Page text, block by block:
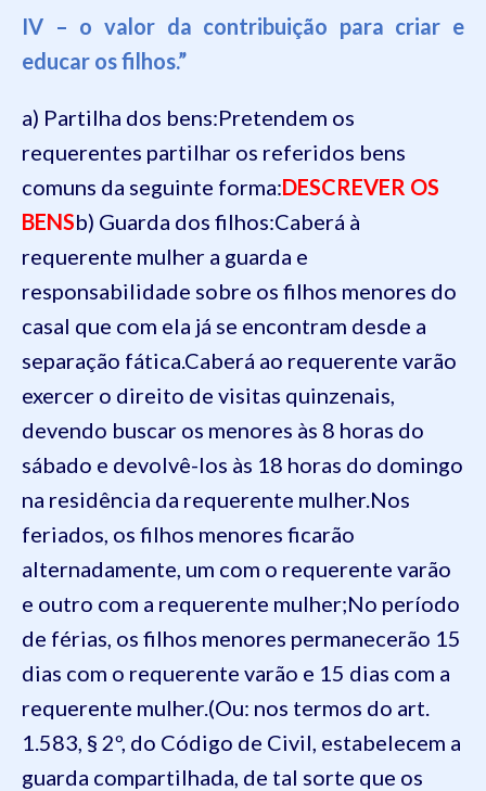
IV – o valor da contribuição para criar e
educar os filhos.”
a) Partilha dos bens:Pretendem os
requerentes partilhar os referidos bens
comuns da seguinte forma:DESCREVER OS
BENSb) Guarda dos filhos:Caberá à
requerente mulher a guarda e
responsabilidade sobre os filhos menores do
casal que com ela já se encontram desde a
separação fática.Caberá ao requerente varão
exercer o direito de visitas quinzenais,
devendo buscar os menores às 8 horas do
sábado e devolvê-los às 18 horas do domingo
na residência da requerente mulher.Nos
feriados, os filhos menores ficarão
alternadamente, um com o requerente varão
e outro com a requerente mulher;No período
de férias, os filhos menores permanecerão 15
dias com o requerente varão e 15 dias com a
requerente mulher.(Ou: nos termos do art.
1.583, § 2º, do Código de Civil, estabelecem a
guarda compartilhada, de tal sorte que os